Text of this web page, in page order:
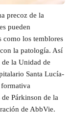
precoz de la
pueden
como los temblores
la patología. Así
la Unidad de
Santa Lucía-
Párkinson de la
de AbbVie.